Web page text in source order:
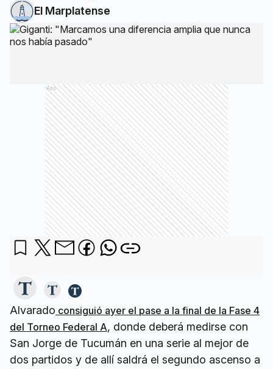
El Marplatense
Ads
Alvarado consiguió ayer el pase a la final de la Fase 4
del Torneo Federal A, donde deberá medirse con
San Jorge de Tucumán en una serie al mejor de
dos partidos y de allí saldrá el segundo ascenso a